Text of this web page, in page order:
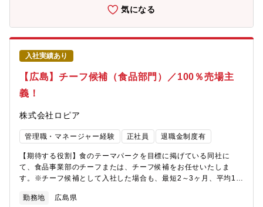
番近い距離で、商品を開発し、喜ばれる様子を間近に見られる仕
事ができます。＜鮮魚事業部の特徴＞・季節ごとにおいしい魚を
厳選。各地から仕入れた珍しい魚も取り扱い、好評です。・様々
な魚をさばく機会が多く、包丁の扱いが上手になります。・握り
寿司に使用しているマグロは「美味しいものを食べていただきた
い」思いから本鮪を使用！【キャリアパス】チーフ候補として入
社した場合は、最短2～3ヶ月/平均10～12ヶ月にて、チーフへ昇
格することが可能です。その後は、部長・本部長（最年少28歳で
部長就任事例有）やグループ会社役員・社長（最年少34歳で代表
1000万円以上／チーフ以上平均年収：700万円以上【魅力】「個
店主義」のため、各売り場のチーフが最大限の権利と責任を持
ち、売る商品の選定や仕入れ、売り場構成、販促POP・装飾の考
げ・利益拡大を目指します。チーフになればPB商品の企画開発な
ども携われます。
気になる
入社実績あり
【広島】チーフ候補（食品部門）／100％売場主
義！
株式会社ロピア
管理職・マネージャー経験 正社員 退職金制度有
【期待する役割】食のテーマパークを目標に掲げている同社に
て、食品事業部のチーフまたは、チーフ候補をお任せいたしま
す。※チーフ候補として入社した場合も、最短2～3ヶ月、平均10
略・商品開発（その店舗にしかない、プライベートブランドも考
勤務地 広島県